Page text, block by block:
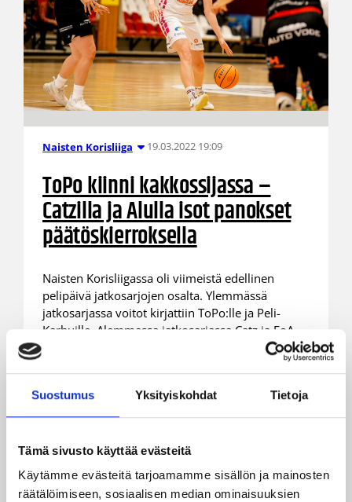
Suostumus Yksityiskohdat Tietoja
Tämä sivusto käyttää evästeitä
Käytämme evästeitä tarjoamamme sisällön ja mainosten
räätälöimiseen, sosiaalisen median ominaisuuksien
Naisten Korisliiga 19.03.2022 19:09
ToPo kiinni kakkossijassa –
Catzilla ja Alulla isot panokset
päätöskierroksella
Naisten Korisliigassa oli viimeistä edellinen
pelipäivä jatkosarjojen osalta. Ylemmässä
jatkosarjassa voitot kirjattiin ToPo:lle ja Peli-
Karhuille. Alemmassa jatkosarjassa Catz ja FoA
pudotuspelipaikasta huipentuu päätöspäivänä.